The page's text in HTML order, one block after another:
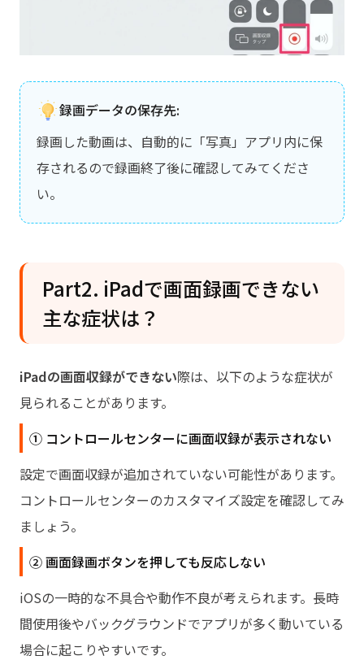
録画データの保存先:
録画した動画は、自動的に「写真」アプリ内に保
存されるので録画終了後に確認してみてくださ
い。
Part2. iPadで画面録画できない
主な症状は？
iPadの画面収録ができない際は、以下のような症状が
見られることがあります。
① コントロールセンターに画面収録が表示されない
設定で画面収録が追加されていない可能性があります。
コントロールセンターのカスタマイズ設定を確認してみ
ましょう。
② 画面録画ボタンを押しても反応しない
iOSの一時的な不具合や動作不良が考えられます。長時
間使用後やバックグラウンドでアプリが多く動いている
場合に起こりやすいです。